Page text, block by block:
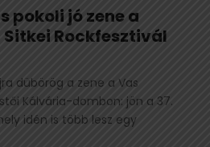
pokoli jó zene a
Rockfesztivál
dübörög a zene a Vas
Kálvária-dombon: jön a 37.
idén is több lesz egy